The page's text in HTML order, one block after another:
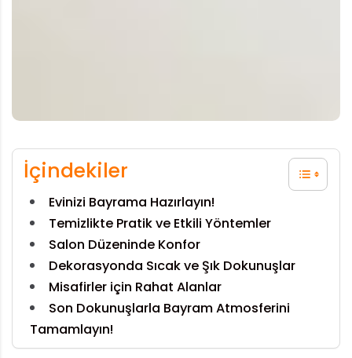
İçindekiler
Evinizi Bayrama Hazırlayın!
Temizlikte Pratik ve Etkili Yöntemler
Salon Düzeninde Konfor
Dekorasyonda Sıcak ve Şık Dokunuşlar
Misafirler için Rahat Alanlar
Son Dokunuşlarla Bayram Atmosferini
Tamamlayın!